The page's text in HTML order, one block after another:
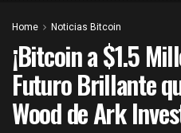
Home Noticias Bitcoin
¡Bitcoin a $1.5
Futuro Brillante
Wood de Ark